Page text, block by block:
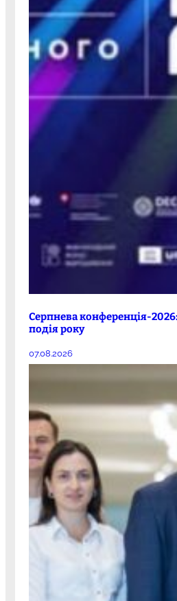
Серпнева конференція-
подія року
07.08.2026